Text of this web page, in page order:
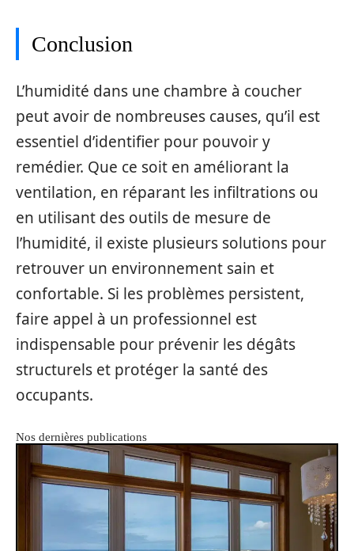
Conclusion
L’humidité dans une chambre à coucher
peut avoir de nombreuses causes, qu’il est
essentiel d’identifier pour pouvoir y
remédier. Que ce soit en améliorant la
ventilation, en réparant les infiltrations ou
en utilisant des outils de mesure de
l’humidité, il existe plusieurs solutions pour
retrouver un environnement sain et
confortable. Si les problèmes persistent,
faire appel à un professionnel est
indispensable pour prévenir les dégâts
structurels et protéger la santé des
occupants.
Nos dernières publications